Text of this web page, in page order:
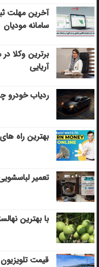
آخرین مهلت
سامانه مودیان
برترین وکلا
آریایی
ردیاب خودرو
بهترین راه
تعمیر
با بهترین
قیمت تلویزیون در